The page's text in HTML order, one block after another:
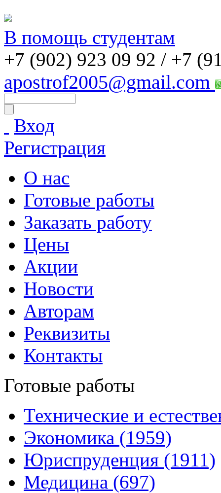
В помощь студентам
+7 (902) 923 09 92 / +7
apostrof2005@gmail.com
Вход
Регистрация
О нас
Готовые работы
Заказать работу
Цены
Акции
Новости
Авторам
Реквизиты
Контакты
Готовые работы
Технические и
Экономика (1959)
Юриспруденция (1911)
Медицина (697)